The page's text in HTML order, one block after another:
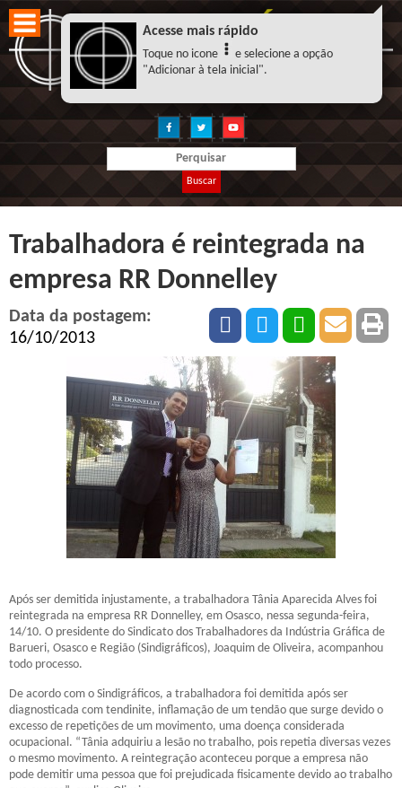
Buscar
Trabalhadora é reintegrada na
empresa RR Donnelley
Data da postagem:
16/10/2013
Após ser demitida injustamente, a trabalhadora Tânia Aparecida Alves foi
reintegrada na empresa RR Donnelley, em Osasco, nessa segunda-feira,
14/10. O presidente do Sindicato dos Trabalhadores da Indústria Gráfica de
Barueri, Osasco e Região (Sindigráficos), Joaquim de Oliveira, acompanhou
todo processo.
De acordo com o Sindigráficos, a trabalhadora foi demitida após ser
diagnosticada com tendinite, inflamação de um tendão que surge devido o
excesso de repetições de um movimento, uma doença considerada
ocupacional. “Tânia adquiriu a lesão no trabalho, pois repetia diversas vezes
o mesmo movimento. A reintegração aconteceu porque a empresa não
pode demitir uma pessoa que foi prejudicada fisicamente devido ao trabalho
Acesse mais rápido
Toque no icone
e selecione a opção
"Adicionar à tela inicial".